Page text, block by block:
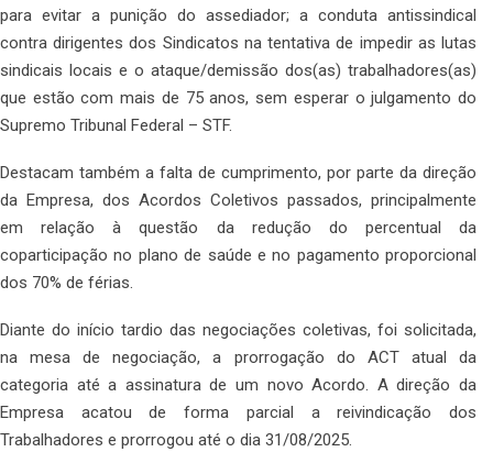
para evitar a punição do assediador; a conduta antissindical
contra dirigentes dos Sindicatos na tentativa de impedir as lutas
sindicais locais e o ataque/demissão dos(as) trabalhadores(as)
que estão com mais de 75 anos, sem esperar o julgamento do
Supremo Tribunal Federal – STF.
Destacam também a falta de cumprimento, por parte da direção
da Empresa, dos Acordos Coletivos passados, principalmente
em relação à questão da redução do percentual da
coparticipação no plano de saúde e no pagamento proporcional
dos 70% de férias.
Diante do início tardio das negociações coletivas, foi solicitada,
na mesa de negociação, a prorrogação do ACT atual da
categoria até a assinatura de um novo Acordo. A direção da
Empresa acatou de forma parcial a reivindicação dos
Trabalhadores e prorrogou até o dia 31/08/2025.